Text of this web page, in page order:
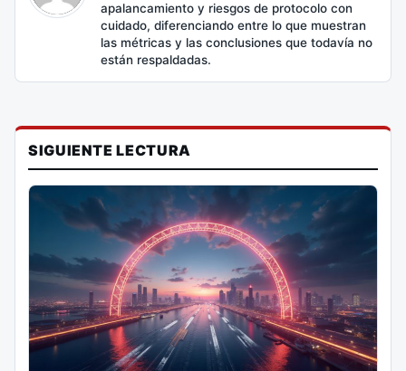
apalancamiento y riesgos de protocolo con
cuidado, diferenciando entre lo que muestran
las métricas y las conclusiones que todavía no
están respaldadas.
SIGUIENTE LECTURA